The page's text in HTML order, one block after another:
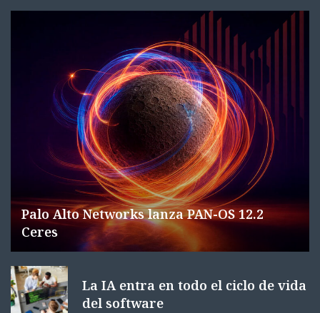
Palo Alto Networks lanza PAN-OS 12.2
Ceres
La IA entra en todo el ciclo de vida
del software